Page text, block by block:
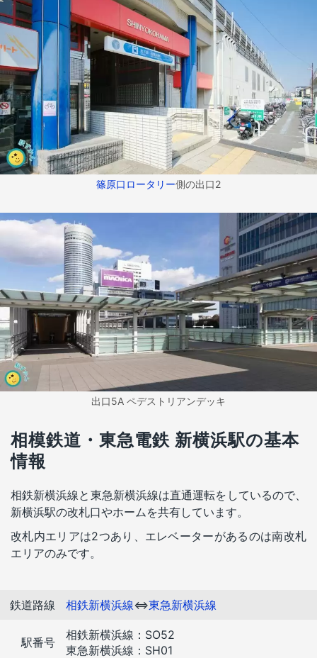
篠原口ロータリー側の出口2
出口5A ペデストリアンデッキ
相模鉄道・東急電鉄 新横浜駅の基本
情報
相鉄新横浜線と東急新横浜線は直通運転をしているので、
新横浜駅の改札口やホームを共有しています。
改札内エリアは2つあり、エレベーターがあるのは南改札
エリアのみです。
鉄道路線 相鉄新横浜線⇔東急新横浜線
駅番号
相鉄新横浜線：SO52
東急新横浜線：SH01